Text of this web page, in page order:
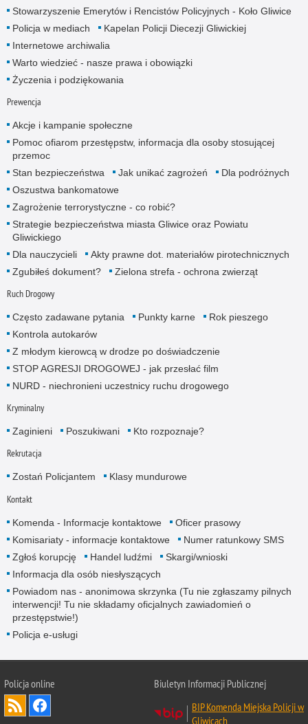
Stowarzyszenie Emerytów i Rencistów Policyjnych - Koło Gliwice
Policja w mediach
Kapelan Policji Diecezji Gliwickiej
Internetowe archiwalia
Warto wiedzieć - nasze prawa i obowiązki
Życzenia i podziękowania
Prewencja
Akcje i kampanie społeczne
Pomoc ofiarom przestępstw, informacja dla osoby stosującej
przemoc
Stan bezpieczeństwa
Jak unikać zagrożeń
Dla podróżnych
Oszustwa bankomatowe
Zagrożenie terrorystyczne - co robić?
Strategie bezpieczeństwa miasta Gliwice oraz Powiatu
Gliwickiego
Dla nauczycieli
Akty prawne dot. materiałów pirotechnicznych
Zgubiłeś dokument?
Zielona strefa - ochrona zwierząt
Ruch Drogowy
Często zadawane pytania Punkty karne
Rok pieszego
Kontrola autokarów
Z młodym kierowcą w drodze po doświadczenie
STOP AGRESJI DROGOWEJ - jak przesłać film
NURD - niechronieni uczestnicy ruchu drogowego
Kryminalny
Zaginieni Poszukiwani Kto rozpoznaje?
Rekrutacja
Zostań Policjantem Klasy mundurowe
Kontakt
Komenda - Informacje kontaktowe
Oficer prasowy
Komisariaty - informacje kontaktowe
Numer ratunkowy SMS
Zgłoś korupcję
Handel ludźmi
Skargi/wnioski
Informacja dla osób niesłyszących
Powiadom nas - anonimowa skrzynka (Tu nie zgłaszamy pilnych
interwencji! Tu nie składamy oficjalnych zawiadomień o
przestępstwie!)
Policja e-usługi
Policja online
Biuletyn Informacji Publicznej
BIP Komenda Miejska Policji w
Gliwicach